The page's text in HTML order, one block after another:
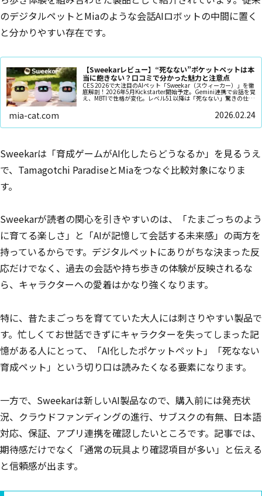
のデジタルペットとMiaのような会話AIロボットの中間に置く
と分かりやすい存在です。
【Sweekarレビュー】“死なない”ポケットペットは本
当に飽きない？口コミで分かった魅力と注意点
CES 2026で大注目のAIペット「Sweekar（スウィーカー）」を徹
底解剖！2026年5月Kickstarter開始予定。Gemini連携で会話を覚
え、MBTIで性格が変化。レベル51以降は「死なない」驚きの仕様
mia-cat.com 2026.02.24
Sweekarは「育成ゲームがAI化したらどうなるか」を見るうえ
で、Tamagotchi ParadiseとMiaをつなぐ比較対象になりま
す。
Sweekarが読者の関心を引きやすいのは、「たまごっちのよう
に育てる楽しさ」と「AIが記憶して会話する未来感」の両方を
持っているからです。デジタルペットにありがちな決まった反
応だけでなく、過去の会話や持ち歩きの体験が反映されるな
ら、キャラクターへの愛着はかなり強くなります。
特に、昔たまごっちを育てていた大人には刺さりやすい製品で
す。忙しくてお世話できずにキャラクターを失ってしまった記
憶がある人にとって、「AI化したポケットペット」「死なない
育成ペット」という切り口は読みたくなる要素になります。
一方で、Sweekarは新しいAI製品なので、購入前には発売状
況、クラウドファンディングの進行、サブスクの有無、日本語
対応、保証、アプリ連携を確認したいところです。記事では、
期待感だけでなく「通常の玩具より確認項目が多い」と伝える
と信頼感が出ます。